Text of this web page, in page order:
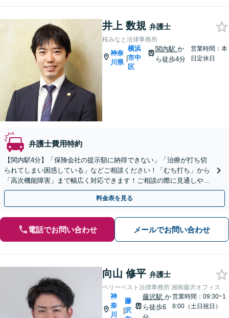
井上 数規 弁護士
桜みなと法律事務所
神奈
川県
|
横浜
市中
区
関内駅 か
ら徒歩4分
営業時間：本
日定休日
弁護士費用特約
【関内駅4分】「保険会社の提示額に納得できない」「治療が打ち切
られてしまい困惑している」などご相談ください！「むち打ち」から
「高次機能障害」まで幅広く対応できます！ご相談の際に見通しや費
用などを明示します【初回面談60分無料】
料金表を見る
電話でお問い合わせ メールでお問い合わせ
向山 修平 弁護士
ベリーベスト法律事務所 湘南藤沢オフィス
神
奈
川
|
藤
沢
藤沢駅 か
ら徒歩6
営業時間：09:30~1
8:00（土日祝日）